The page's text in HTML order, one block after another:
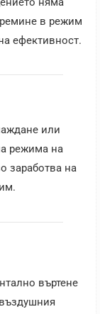
в режим
ефективност.
или
режима на
заработва на
въртене